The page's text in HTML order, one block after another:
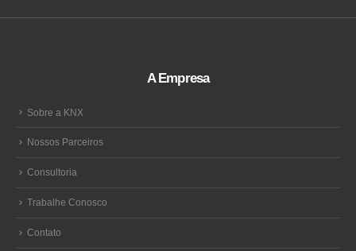
A Empresa
Sobre a KNX
Nossos Parceiros
Consultoria
Trabalhe Conosco
Contato